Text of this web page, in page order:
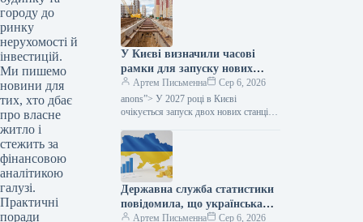
городу до
ринку
нерухомості й
інвестицій.
Ми пишемо
новини для
тих, хто дбає
про власне
житло і
стежить за
фінансовою
аналітикою
галузі.
Практичні
поради
зволоження, відповідно в цьому…
У Києві визначили часові
рамки для запуску нових
станцій метрополітену в
напрямку Виноградаря,
повідомив Мінфін.
Артем Письменна
Сер 6, 2026
anons”> У 2027 році в Києві
очікується запуск двох нових станцій
ще однієї. Ці наміри закладено
у проєкті Програми соціально-
економічного
Державна служба статистики
повідомила, що українська
економіка відновила
Артем Письменна Сер 6, 2026